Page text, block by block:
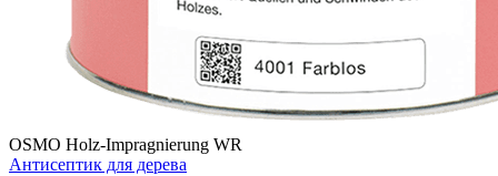
OSMO Holz-Impragnierung WR
Антисептик для дерева